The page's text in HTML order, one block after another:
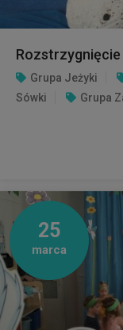
Rozstrzygnięcie
Grupa Jeżyki
Sówki
Grupa
25
marca